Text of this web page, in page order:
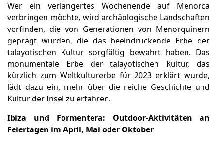
Wer ein verlängertes Wochenende auf Menorca
verbringen möchte, wird archäologische Landschaften
vorfinden, die von Generationen von Menorquinern
geprägt wurden, die das beeindruckende Erbe der
talayotischen Kultur sorgfältig bewahrt haben. Das
monumentale Erbe der talayotischen Kultur, das
kürzlich zum Weltkulturerbe für 2023 erklärt wurde,
lädt dazu ein, mehr über die reiche Geschichte und
Kultur der Insel zu erfahren.
Ibiza und Formentera: Outdoor-Aktivitäten an
Feiertagen im April, Mai oder Oktober